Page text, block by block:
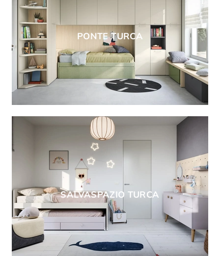
PONTE TURCA
SALVASPAZIO TURCA